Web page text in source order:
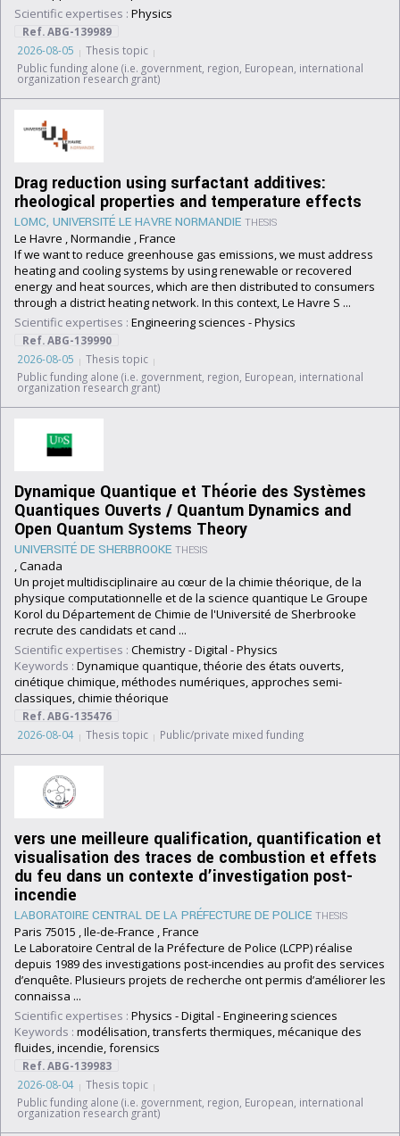
Scientific expertises : Physics
Ref. ABG-139989
2026-08-05
Thesis topic
Public funding alone (i.e. government, region, European, international
organization research grant)
Drag reduction using surfactant additives:
rheological properties and temperature effects
LOMC, UNIVERSITÉ LE HAVRE NORMANDIE THESIS
Le Havre , Normandie , France
If we want to reduce greenhouse gas emissions, we must address
heating and cooling systems by using renewable or recovered
energy and heat sources, which are then distributed to consumers
through a district heating network. In this context, Le Havre S ...
Scientific expertises : Engineering sciences -Physics
Ref. ABG-139990
2026-08-05
Thesis topic
Public funding alone (i.e. government, region, European, international
organization research grant)
Dynamique Quantique et Théorie des Systèmes
Quantiques Ouverts / Quantum Dynamics and
Open Quantum Systems Theory
UNIVERSITÉ DE SHERBROOKE THESIS
, Canada
Un projet multidisciplinaire au cœur de la chimie théorique, de la
physique computationnelle et de la science quantique Le Groupe
Korol du Département de Chimie de l'Université de Sherbrooke
recrute des candidats et cand ...
Scientific expertises : Chemistry-Digital -Physics
Keywords : Dynamique quantique, théorie des états ouverts,
cinétique chimique, méthodes numériques, approches semi-
classiques, chimie théorique
Ref. ABG-135476
2026-08-04
Thesis topic Public/private mixed funding
vers une meilleure qualification, quantification et
visualisation des traces de combustion et effets
du feu dans un contexte d’investigation post-
incendie
LABORATOIRE CENTRAL DE LA PRÉFECTURE DE POLICE THESIS
Paris 75015 , Ile-de-France , France
Le Laboratoire Central de la Préfecture de Police (LCPP) réalise
depuis 1989 des investigations post-incendies au profit des services
d’enquête. Plusieurs projets de recherche ont permis d’améliorer les
connaissa ...
Scientific expertises : Physics -Digital -Engineering sciences
Keywords : modélisation, transferts thermiques, mécanique des
fluides, incendie, forensics
Ref. ABG-139983
2026-08-04
Thesis topic
Public funding alone (i.e. government, region, European, international
organization research grant)